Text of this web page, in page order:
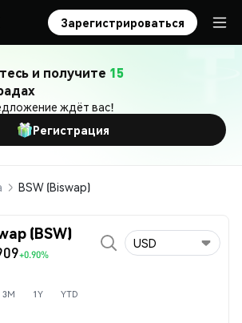
Зарегистрироваться
и получите 15
ждёт вас!
Регистрация
BSW (Biswap)
(BSW)
+0.90%
USD
3M 1Y YTD